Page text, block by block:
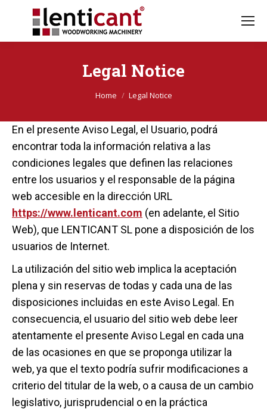
Legal Notice
You're here:
Home Legal Notice
En el presente Aviso Legal, el Usuario, podrá
encontrar toda la información relativa a las
condiciones legales que definen las relaciones
entre los usuarios y el responsable de la página
web accesible en la dirección URL
https://www.lenticant.com (en adelante, el Sitio
Web), que LENTICANT SL pone a disposición de los
usuarios de Internet.
La utilización del sitio web implica la aceptación
plena y sin reservas de todas y cada una de las
disposiciones incluidas en este Aviso Legal. En
consecuencia, el usuario del sitio web debe leer
atentamente el presente Aviso Legal en cada una
de las ocasiones en que se proponga utilizar la
web, ya que el texto podría sufrir modificaciones a
criterio del titular de la web, o a causa de un cambio
legislativo, jurisprudencial o en la práctica